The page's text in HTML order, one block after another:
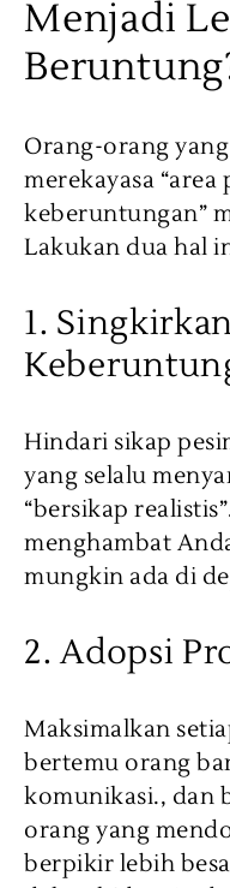
Menjadi
Orang-orang
merekayasa
keberuntungan”
Lakukan dua hal
1.
Hindari sikap
yang selalu
“bersikap
menghambat
mungkin ada di
2. Adopsi
Maksimalkan
bertemu orang
komunikasi., dan
orang yang
berpikir lebih